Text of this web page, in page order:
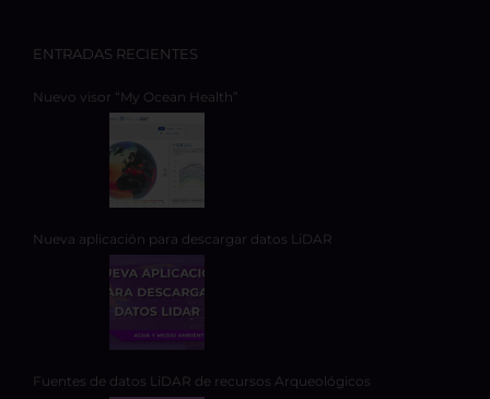
ENTRADAS RECIENTES
Nuevo visor “My Ocean Health”
Nueva aplicación para descargar datos LiDAR
Fuentes de datos LiDAR de recursos Arqueológicos